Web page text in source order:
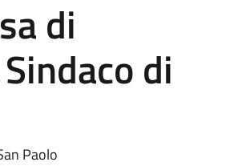
di
di
Paolo